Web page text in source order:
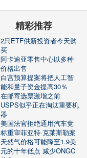
精彩推荐
2只ETF供新投资者今天购
买
阿卡迪亚零售中心以多种
价格出售
白宫预算提案将把人工智
能和量子资金提高30％
在邮寄选票激增之前
USPS似乎正在淘汰重要机
器
美国法官拒绝通用汽车竞
标重审菲亚特·克莱斯勒案
天然气价格可能降至1.9美
元的十年低点 减少ONGC